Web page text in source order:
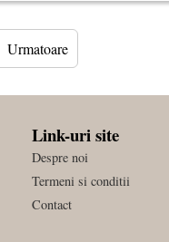
Urmatoare
Link-uri site
Despre noi
Termeni si conditii
Contact